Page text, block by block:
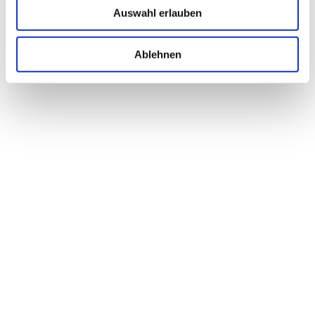
Auswahl erlauben
Ablehnen
Referent*innen: